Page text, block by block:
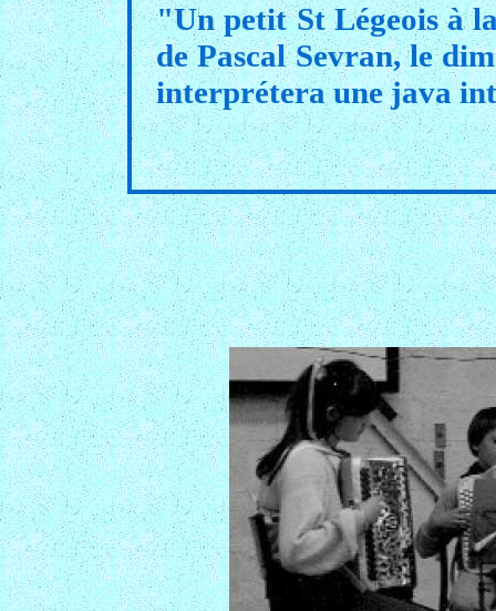
"Un petit St Légeois à
de Pascal Sevran, le
interprétera une java